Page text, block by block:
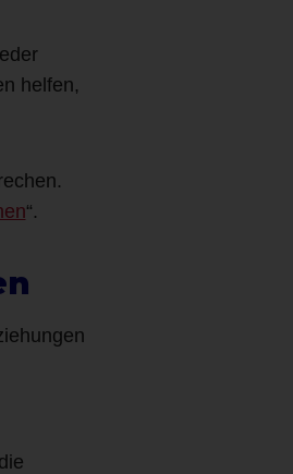
helfen,
“.